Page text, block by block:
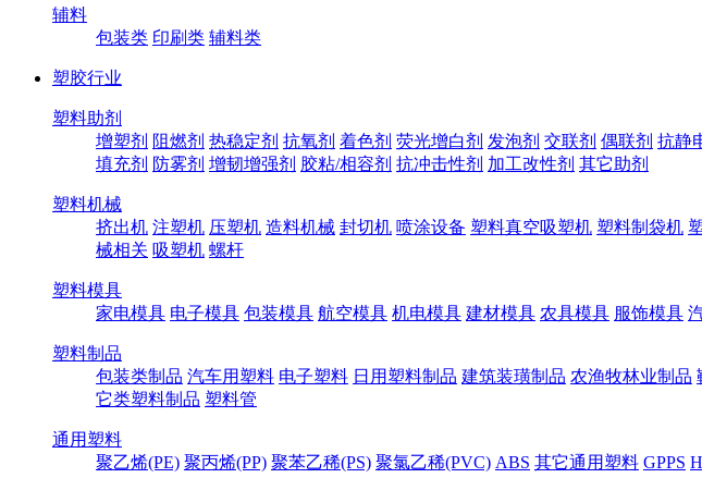
辅料
包装类 印刷类 辅料类
塑胶行业
塑料助剂
增塑剂 阻燃剂 热稳定剂 抗氧剂 着色剂 荧光增白剂 发泡剂 交联剂 偶联剂 抗静
填充剂 防雾剂 增韧增强剂 胶粘/相容剂 抗冲击性剂 加工改性剂 其它助剂
塑料机械
挤出机 注塑机 压塑机 造料机械 封切机 喷涂设备 塑料真空吸塑机 塑料制袋机
械相关 吸塑机 螺杆
塑料模具
家电模具 电子模具 包装模具 航空模具 机电模具 建材模具 农具模具 服饰模具
塑料制品
包装类制品 汽车用塑料 电子塑料 日用塑料制品 建筑装璜制品 农渔牧林业制品
它类塑料制品 塑料管
通用塑料
聚乙烯(PE) 聚丙烯(PP) 聚苯乙稀(PS) 聚氯乙稀(PVC) ABS 其它通用塑料 GPPS